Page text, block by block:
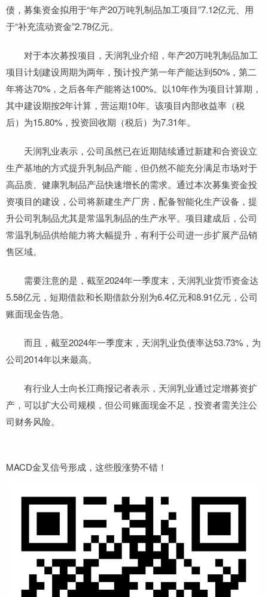
债，募集资金拟用于“年产20万吨乳制品加工项目”7.12亿元、用
于“补充流动资金”2.78亿元。
对于本次募投项目，天润乳业介绍，年产20万吨乳制品加工
项目计划建设周期为两年，预计投产第一年产能达到50%，第二
年将达70%，之后各年产能将达100%。以10年作为项目计算期，
其中建设期按2年计算，营运期10年。该项目内部收益率（税
后）为15.80%，投资回收期（税后）为7.31年。
天润乳业表示，公司虽然已在近期陆续通过新建和合资设立
生产基地的方式提升乳制品产能，但仍然不能充分满足市场对于
高品质、健康乳制品产品快速增长的需求。通过本次募集资金投
资项目的建设，公司将新建生产厂房，配备智能化生产设备，提
升公司乳制品尤其是常温乳制品的生产水平。项目建成后，公司
常温乳制品供给能力将大幅提升，有利于公司进一步扩展产品销
售区域。
需要注意的是，截至2024年一季度末，天润乳业货币资金达
5.58亿元，短期借款和长期借款分别为6.4亿元和8.91亿元，公司
账面现金告急。
而且，截至2024年一季度末，天润乳业负债率达53.73%，为
公司2014年以来最高。
有行业人士向长江商报记者表示，天润乳业通过定增募资扩
产，可以扩大公司规模，但公司账面现金不足，投资者需关注公
司财务风险。
MACD金叉信号形成，这些股涨势不错！